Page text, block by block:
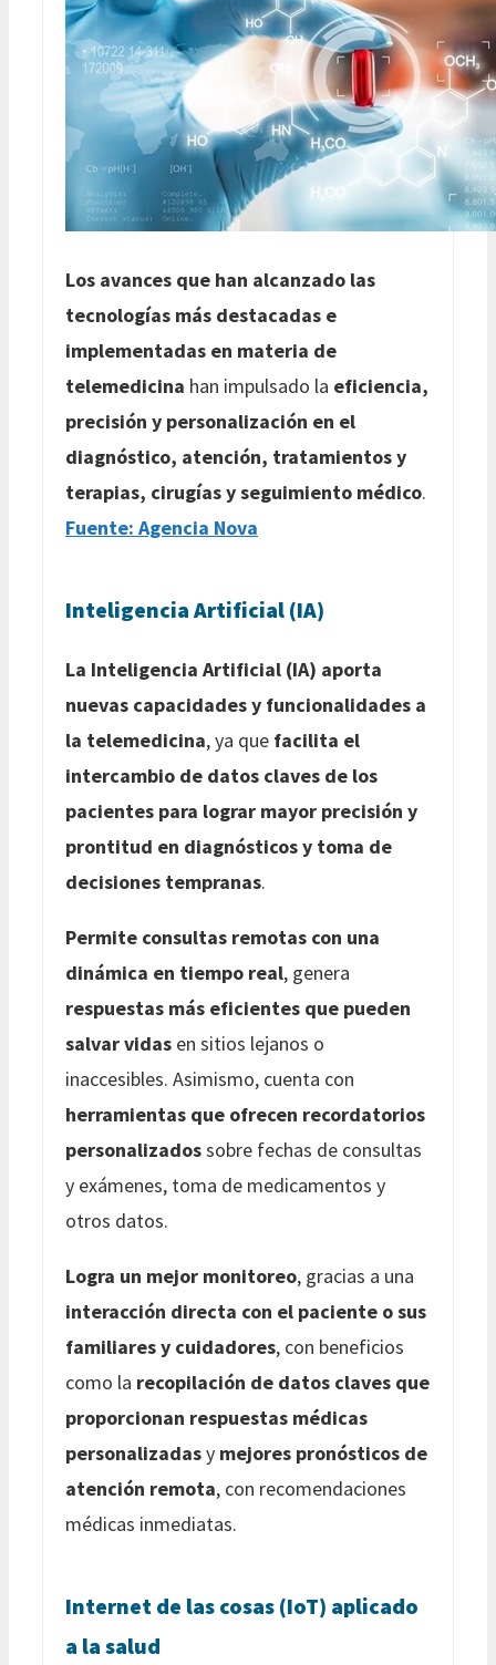
Los avances que han alcanzado las
tecnologías más destacadas e
implementadas en materia de
telemedicina han impulsado la eficiencia,
precisión y personalización en el
diagnóstico, atención, tratamientos y
terapias, cirugías y seguimiento médico.
Fuente: Agencia Nova
Inteligencia Artificial (IA)
La Inteligencia Artificial (IA) aporta
nuevas capacidades y funcionalidades a
la telemedicina, ya que facilita el
intercambio de datos claves de los
pacientes para lograr mayor precisión y
prontitud en diagnósticos y toma de
decisiones tempranas.
Permite consultas remotas con una
dinámica en tiempo real, genera
respuestas más eficientes que pueden
salvar vidas en sitios lejanos o
inaccesibles. Asimismo, cuenta con
herramientas que ofrecen recordatorios
personalizadossobre fechas de consultas
y exámenes, toma de medicamentos y
otros datos.
Logra un mejor monitoreo, gracias a una
interacción directa con el paciente o sus
familiares y cuidadores, con beneficios
como la recopilación de datos claves que
proporcionan respuestas médicas
personalizadasy mejores pronósticos de
atención remota, con recomendaciones
médicas inmediatas.
Internet de las cosas (IoT) aplicado
a la salud